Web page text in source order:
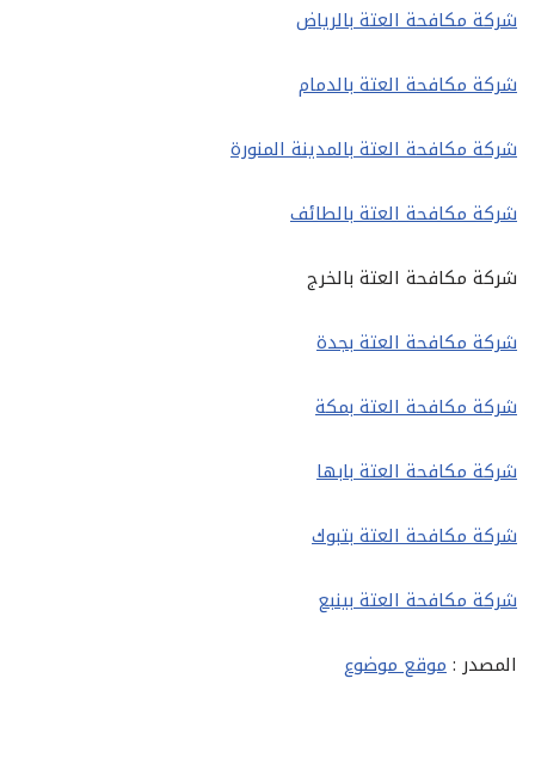
شركة مكافحة العتة بالرياض
شركة مكافحة العتة بالدمام
شركة مكافحة العتة بالمدينة المنورة
شركة مكافحة العتة بالطائف
شركة مكافحة العتة بالخرج
شركة مكافحة العتة بجدة
شركة مكافحة العتة بمكة
شركة مكافحة العتة بابها
شركة مكافحة العتة بتبوك
شركة مكافحة العتة بينبع
المصدر :موقع موضوع